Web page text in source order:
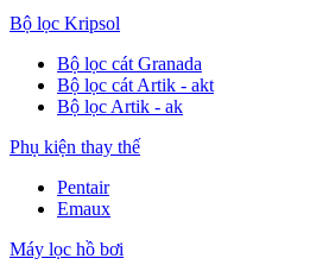
Bộ lọc Kripsol
Bộ lọc cát Granada
Bộ lọc cát Artik - akt
Bộ lọc Artik - ak
Phụ kiện thay thế
Pentair
Emaux
Máy lọc hồ bơi